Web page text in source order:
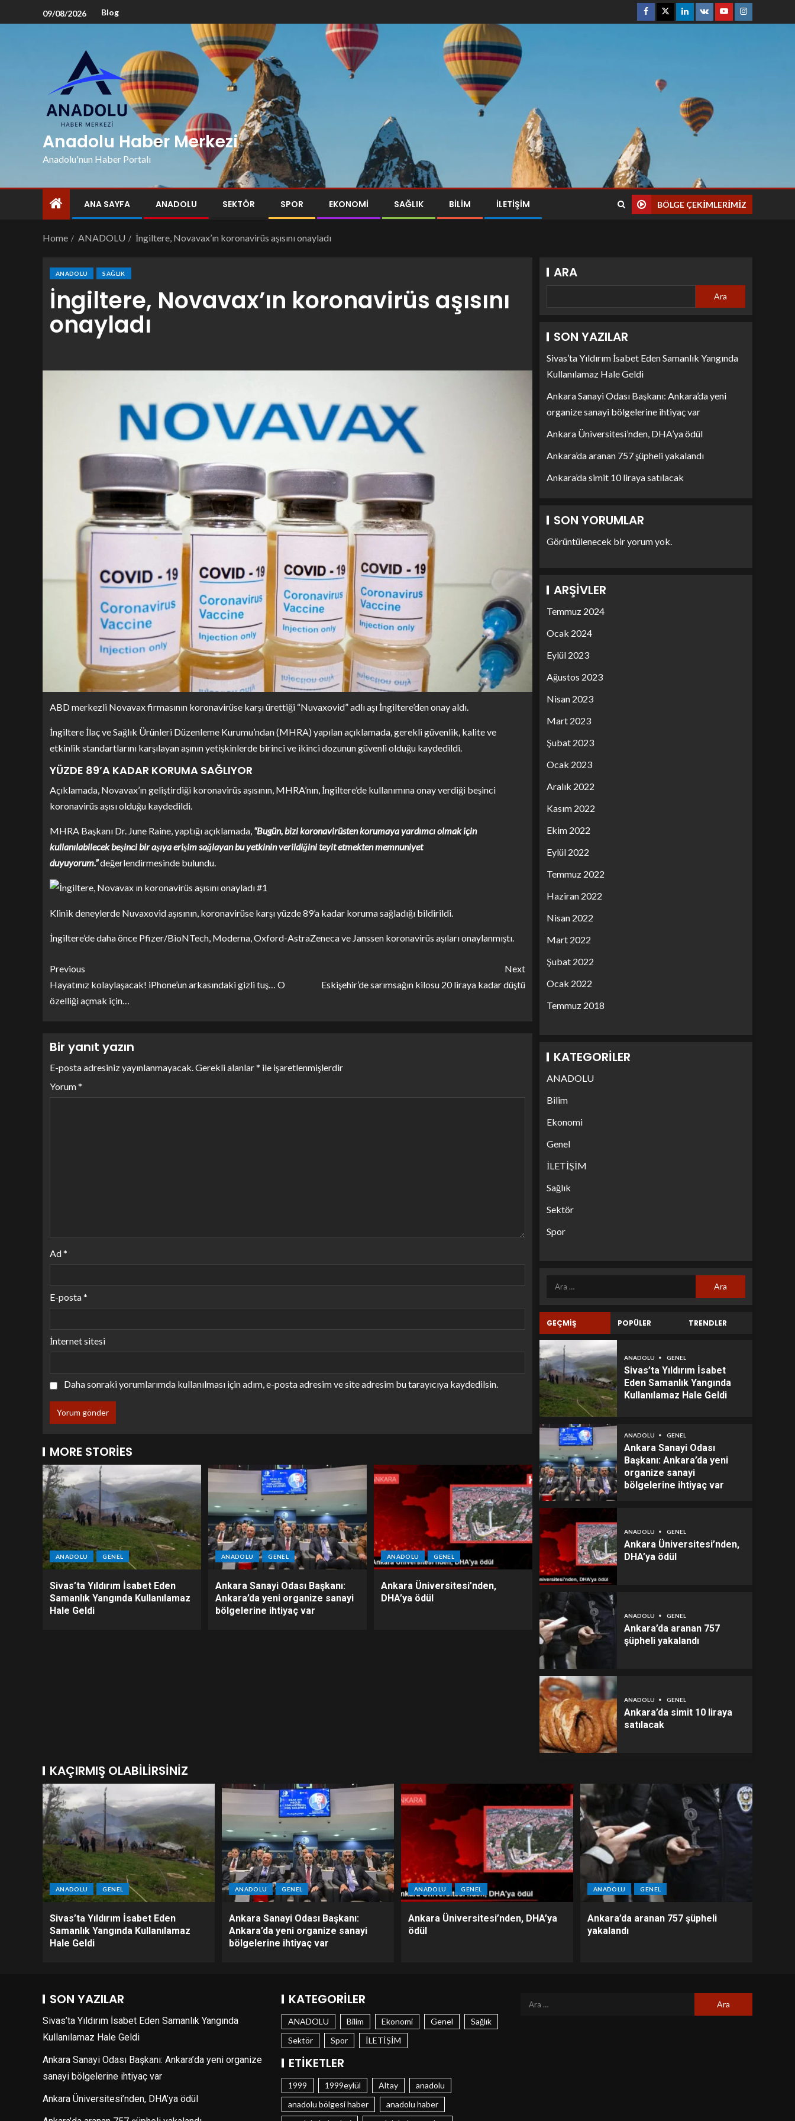
09/08/2026 Blog
Anadolu Haber Merkezi
Anadolu'nun Haber Portalı
ANA SAYFA ANADOLU SEKTÖR SPOR EKONOMI SAĞLIK BILIM İLETİŞİM BÖLGE ÇEKIMLERIMIZ
Home ANADOLU İngiltere, Novavax’ın koronavirüs aşısını onayladı
ANADOLU SAĞLIK
İngiltere, Novavax’ın koronavirüs aşısını
onayladı
ABD merkezli Novavax firmasının koronavirüse karşı ürettiği “Nuvaxovid” adlı aşı İngiltere’den onay aldı.
İngiltere İlaç ve Sağlık Ürünleri Düzenleme Kurumu’ndan (MHRA) yapılan açıklamada, gerekli güvenlik, kalite ve
etkinlik standartlarını karşılayan aşının yetişkinlerde birinci ve ikinci dozunun güvenli olduğu kaydedildi.
YÜZDE 89’A KADAR KORUMA SAĞLIYOR
Açıklamada, Novavax’ın geliştirdiği koronavirüs aşısının, MHRA’nın, İngiltere’de kullanımına onay verdiği beşinci
koronavirüs aşısı olduğu kaydedildi.
MHRA Başkanı Dr. June Raine, yaptığı açıklamada, “Bugün, bizi koronavirüsten korumaya yardımcı olmak için
kullanılabilecek beşinci bir aşıya erişim sağlayan bu yetkinin verildiğini teyit etmekten memnuniyet
duyuyorum.”değerlendirmesinde bulundu.
Klinik deneylerde Nuvaxovid aşısının, koronavirüse karşı yüzde 89’a kadar koruma sağladığı bildirildi.
İngiltere’de daha önce Pfizer/BioNTech, Moderna, Oxford-AstraZeneca ve Janssen koronavirüs aşıları onaylanmıştı.
Previous
Hayatınız kolaylaşacak! iPhone’un arkasındaki gizli tuş… O
özelliği açmak için…
Next
Eskişehir’de sarımsağın kilosu 20 liraya kadar düştü
Bir yanıt yazın
E-posta adresiniz yayınlanmayacak.Gerekli alanlar* ile işaretlenmişlerdir
Yorum*
Ad*
E-posta*
İnternet sitesi
Daha sonraki yorumlarımda kullanılması için adım, e-posta adresim ve site adresim bu tarayıcıya kaydedilsin.
MORE STORIES
ANADOLU GENEL
Sivas’ta Yıldırım İsabet Eden
Samanlık Yangında Kullanılamaz
Hale Geldi
ANADOLU GENEL
Ankara Sanayi Odası Başkanı:
Ankara’da yeni organize sanayi
bölgelerine ihtiyaç var
ANADOLU GENEL
Ankara Üniversitesi’nden,
DHA’ya ödül
ARA
Ara
SON YAZILAR
Sivas’ta Yıldırım İsabet Eden Samanlık Yangında
Kullanılamaz Hale Geldi
Ankara Sanayi Odası Başkanı: Ankara’da yeni
organize sanayi bölgelerine ihtiyaç var
Ankara Üniversitesi’nden, DHA’ya ödül
Ankara’da aranan 757 şüpheli yakalandı
Ankara’da simit 10 liraya satılacak
SON YORUMLAR
Görüntülenecek bir yorum yok.
ARŞIVLER
Temmuz 2024
Ocak 2024
Eylül 2023
Ağustos 2023
Nisan 2023
Mart 2023
Şubat 2023
Ocak 2023
Aralık 2022
Kasım 2022
Ekim 2022
Eylül 2022
Temmuz 2022
Haziran 2022
Nisan 2022
Mart 2022
Şubat 2022
Ocak 2022
Temmuz 2018
KATEGORILER
ANADOLU
Bilim
Ekonomi
Genel
İLETİŞİM
Sağlık
Sektör
Spor
GEÇMİŞ POPÜLER TRENDLER
ANADOLU GENEL
Sivas’ta Yıldırım İsabet
Eden Samanlık Yangında
Kullanılamaz Hale Geldi
ANADOLU GENEL
Ankara Sanayi Odası
Başkanı: Ankara’da yeni
organize sanayi
bölgelerine ihtiyaç var
ANADOLU GENEL
Ankara Üniversitesi’nden,
DHA’ya ödül
ANADOLU GENEL
Ankara’da aranan 757
şüpheli yakalandı
ANADOLU GENEL
Ankara’da simit 10 liraya
satılacak
KAÇIRMIŞ OLABILIRSINIZ
ANADOLU GENEL
Sivas’ta Yıldırım İsabet Eden
Samanlık Yangında Kullanılamaz
Hale Geldi
ANADOLU GENEL
Ankara Sanayi Odası Başkanı:
Ankara’da yeni organize sanayi
bölgelerine ihtiyaç var
ANADOLU GENEL
Ankara Üniversitesi’nden, DHA’ya
ödül
ANADOLU GENEL
Ankara’da aranan 757 şüpheli
yakalandı
SON YAZILAR
Sivas’ta Yıldırım İsabet Eden Samanlık Yangında
Kullanılamaz Hale Geldi
Ankara Sanayi Odası Başkanı: Ankara’da yeni organize
sanayi bölgelerine ihtiyaç var
Ankara Üniversitesi’nden, DHA’ya ödül
KATEGORILER
ANADOLU Bilim Ekonomi Genel
Sağlık
Sektör
Spor İLETİŞİM
ETIKETLER
1999 1999eylül Altay
anadolu
anadolu bölgesi haber
anadolu haber